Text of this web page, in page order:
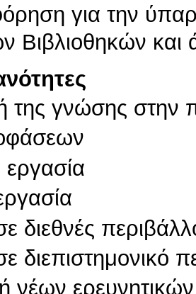
για την
Βιβλιοθηκών
της γνώσης στην
διεθνές
διεπιστημονικό
νέων